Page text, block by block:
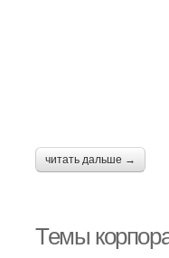
читать дальше →
Темы